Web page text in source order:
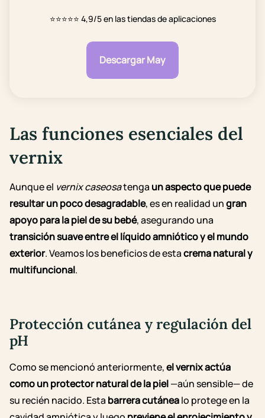
⭐⭐⭐⭐⭐ 4,9/5 en las tiendas de aplicaciones
Descargar May
Las funciones esenciales del
vernix
Aunque el vernix caseosatenga un aspecto que puede
resultar un poco desagradable, es en realidad ungran
apoyo para la piel de su bebé, asegurando una
transición suave entre el líquido amniótico y el mundo
exterior. Veamos los beneficios de estacrema natural y
multifuncional.
Protección cutánea y regulación del
pH
Como se mencionó anteriormente,el vernix actúa
como un protector natural de la piel—aún sensible— de
su recién nacido. Esta barrera cutánealo protege en la